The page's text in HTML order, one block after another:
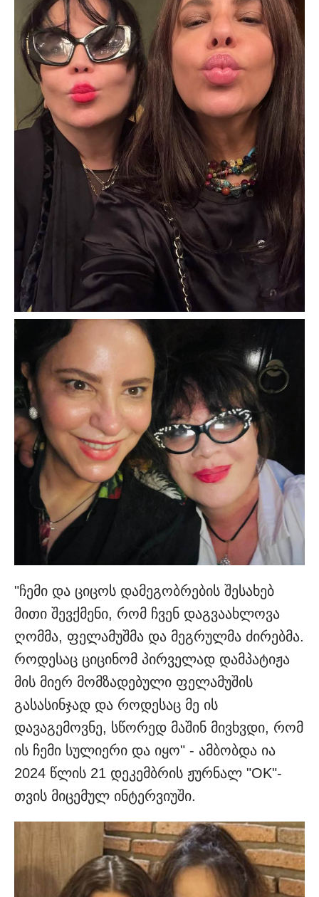
"ჩემი და ციცოს დამეგობრების შესახებ
მითი შევქმენი, რომ ჩვენ დაგვაახლოვა
ღომმა, ფელამუშმა და მეგრულმა ძირებმა.
როდესაც ციცინომ პირველად დამპატიჟა
მის მიერ მომზადებული ფელამუშის
გასასინჯად და როდესაც მე ის
დავაგემოვნე, სწორედ მაშინ მივხვდი, რომ
ის ჩემი სულიერი და იყო" - ამბობდა ია
2024 წლის 21 დეკემბრის ჟურნალ "OK"-
თვის მიცემულ ინტერვიუში.